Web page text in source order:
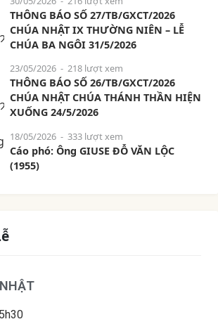
THÔNG BÁO SỐ 27/TB/GXCT/2026
CHÚA NHẬT IX THƯỜNG NIÊN – LỄ
CHÚA BA NGÔI 31/5/2026
23/05/2026 - 218 lượt xem
THÔNG BÁO SỐ 26/TB/GXCT/2026
CHÚA NHẬT CHÚA THÁNH THẦN HIỆN
XUỐNG 24/5/2026
18/05/2026 - 333 lượt xem
Cáo phó: Ông GIUSE ĐỖ VĂN LỘC
(1955)